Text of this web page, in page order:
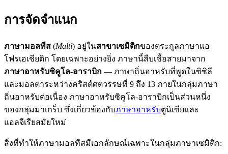
การจัดจำแนก
ภาษามอลทีส (Malti) อยู่ในสาขาเซมิติกของตระกูลภาษาแอ
โฟรเอเชียติก โดยเฉพาะอย่างยิ่ง ภาษานี้สืบเชื้อสายมาจาก
ภาษาอาหรับซิคูโล-อาราบิก — ภาษาถิ่นอาหรับที่พูดในซิซิลี
และมอลตาระหว่างคริสต์ศตวรรษที่ 9 ถึง 13 ภายในกลุ่มภาษา
ถิ่นอาหรับต่อเนื่อง ภาษาอาหรับซิคูโล-อาราบิกเป็นส่วนหนึ่ง
ของกลุ่มมาเกร็บ ซึ่งเกี่ยวข้องกับภาษาอาหรับตูนิเซียและ
แอลจีเรียสมัยใหม่
สิ่งที่ทำให้ภาษามอลทีสมีเอกลักษณ์เฉพาะในกลุ่มภาษาเซมิติก: